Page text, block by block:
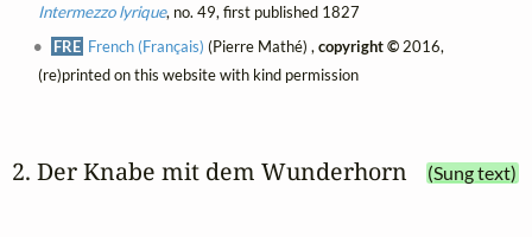
Intermezzo lyrique, no. 49, first published 1827
FRE French (Français) (Pierre Mathé) ,copyright © 2016,
(re)printed on this website with kind permission
2. Der Knabe mit dem Wunderhorn (Sung text)